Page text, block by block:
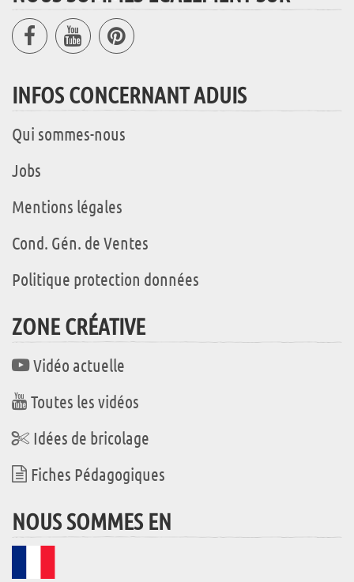
INFOS CONCERNANT ADUIS
Qui sommes-nous
Jobs
Mentions légales
Cond. Gén. de Ventes
Politique protection données
ZONE CRÉATIVE
Vidéo actuelle
Toutes les vidéos
Idées de bricolage
Fiches Pédagogiques
NOUS SOMMES EN